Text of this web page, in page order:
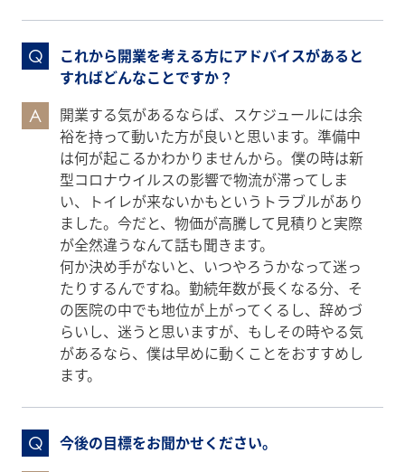
Q
これから開業を考える方にアドバイスがあると
すればどんなことですか？
A
開業する気があるならば、スケジュールには余
裕を持って動いた方が良いと思います。準備中
は何が起こるかわかりませんから。僕の時は新
型コロナウイルスの影響で物流が滞ってしま
い、トイレが来ないかもというトラブルがあり
ました。今だと、物価が高騰して見積りと実際
が全然違うなんて話も聞きます。
何か決め手がないと、いつやろうかなって迷っ
たりするんですね。勤続年数が長くなる分、そ
の医院の中でも地位が上がってくるし、辞めづ
らいし、迷うと思いますが、もしその時やる気
があるなら、僕は早めに動くことをおすすめし
ます。
Q 今後の目標をお聞かせください。